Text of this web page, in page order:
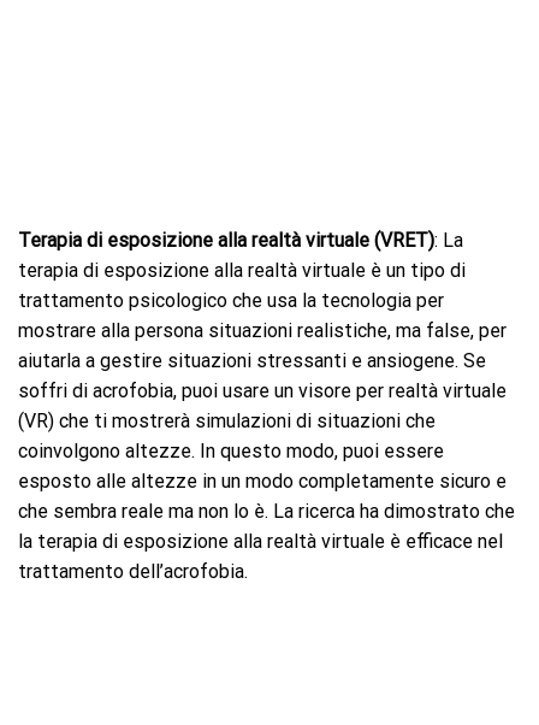
Terapia di esposizione alla realtà virtuale (VRET): La
terapia di esposizione alla realtà virtuale è un tipo di
trattamento psicologico che usa la tecnologia per
mostrare alla persona situazioni realistiche, ma false, per
aiutarla a gestire situazioni stressanti e ansiogene. Se
soffri di acrofobia, puoi usare un visore per realtà virtuale
(VR) che ti mostrerà simulazioni di situazioni che
coinvolgono altezze. In questo modo, puoi essere
esposto alle altezze in un modo completamente sicuro e
che sembra reale ma non lo è. La ricerca ha dimostrato che
la terapia di esposizione alla realtà virtuale è efficace nel
trattamento dell’acrofobia.